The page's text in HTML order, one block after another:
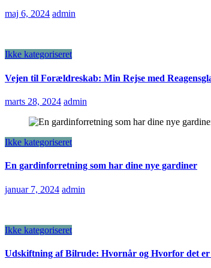
maj 6, 2024 admin
Ikke kategoriseret
Vejen til Forældreskab: Min Rejse med
marts 28, 2024 admin
Ikke kategoriseret
En gardinforretning som har dine nye gardiner
januar 7, 2024 admin
Ikke kategoriseret
Udskiftning af Bilrude: Hvornår og Hvorfor det